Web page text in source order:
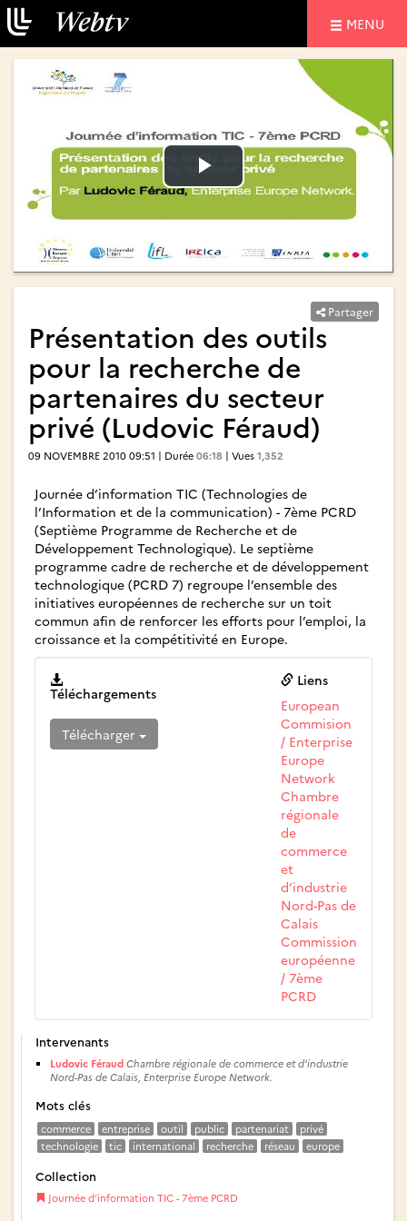
MENU
Lire
la
vidéo
Lire
la
vidéo
Partager
Présentation des outils
pour la recherche de
partenaires du secteur
privé (Ludovic Féraud)
09 NOVEMBRE 2010 09:51 | Durée 06:18 | Vues 1,352
Journée d’information TIC (Technologies de
l’Information et de la communication) - 7ème PCRD
(Septième Programme de Recherche et de
Développement Technologique). Le septième
programme cadre de recherche et de développement
technologique (PCRD 7) regroupe l’ensemble des
initiatives européennes de recherche sur un toit
commun afin de renforcer les efforts pour l’emploi, la
croissance et la compétitivité en Europe.
Téléchargements
Télécharger
Liens
European
Commision
/ Enterprise
Europe
Network
Chambre
régionale
de
commerce
et
d’industrie
Nord-Pas de
Calais
Commission
européenne
/ 7ème
PCRD
Intervenants
Ludovic Féraud Chambre régionale de commerce et d’industrie
Nord-Pas de Calais, Enterprise Europe Network.
Mots clés
commerce entreprise outil public partenariat
privé
technologie
tic international recherche réseau europe
Collection
Journée d’information TIC - 7ème PCRD